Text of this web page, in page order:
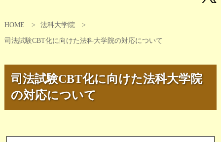
HOME 法科大学院
司法試験CBT化に向けた法科大学院の対応について
司法試験CBT化に向けた法科大学院
の対応について